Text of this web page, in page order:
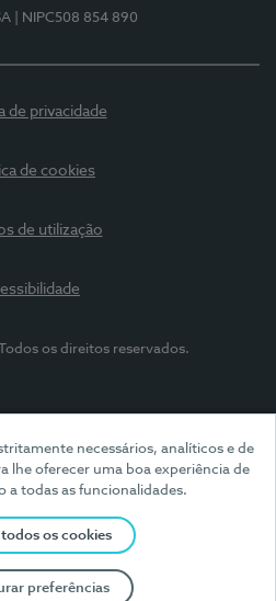
necessários, analíticos e de
lhe oferecer uma boa experiência de
a todas as funcionalidades.
os cookies
preferências
| NIPC508 854 890
de privacidade
de cookies
de utilização
os direitos reservados.